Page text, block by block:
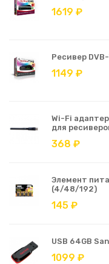
1619 ₽
Ресивер
1149 ₽
Wi-Fi
для
368 ₽
Элемент
(4/48/192)
145 ₽
USB 64GB
1099 ₽